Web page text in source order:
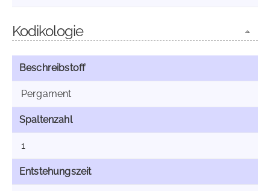
Kodikologie
Beschreibstoff
Pergament
Spaltenzahl
1
Entstehungszeit